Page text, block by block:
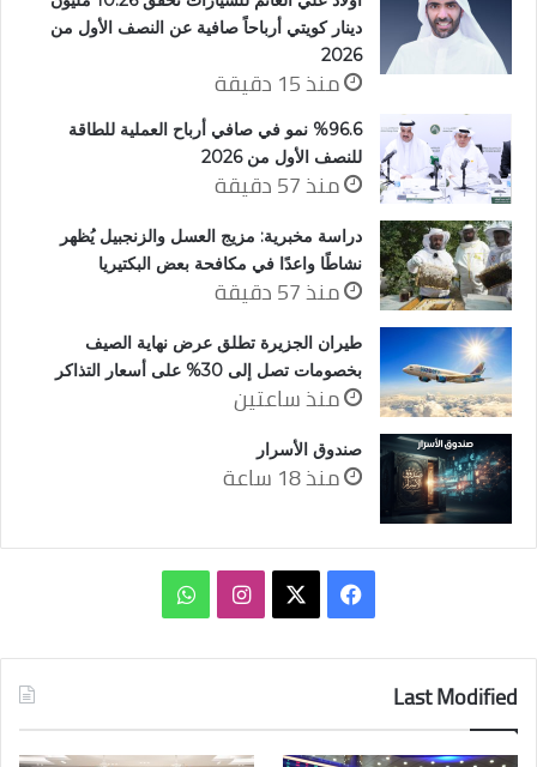
دينار كويتي أرباحاً صافية عن النصف الأول من
2026
منذ 15 دقيقة
%96.6 نمو في صافي أرباح العملية للطاقة
للنصف الأول من 2026
منذ 57 دقيقة
دراسة مخبرية: مزيج العسل والزنجبيل يُظهر
نشاطًا واعدًا في مكافحة بعض البكتيريا
منذ 57 دقيقة
طيران الجزيرة تطلق عرض نهاية الصيف
بخصومات تصل إلى 30% على أسعار التذاكر
منذ ساعتين
صندوق الأسرار
منذ 18 ساعة
فيسبوك انستقرامواتساب
Last Modified